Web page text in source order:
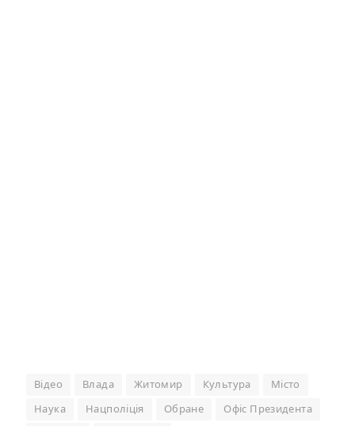
Відео Влада Житомир Культура Місто
Наука Нацполіція Обране Офіс Президента